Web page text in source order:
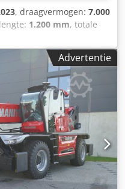
, draagvermogen: 7.000
1.200 mm, totale
2-wielbesturing, 4-
ondersteuning:
met steunen:
of gelijktijdig
Stage V / Stage 4 -
van de
kW - Max. koppel /
tpm - Aantal cilinders
cm³ - Motorkoelsysteem
batterij 2 x 12 V -
accu (EN)850 A -
CVT - Versnellingsbak
Advertentie